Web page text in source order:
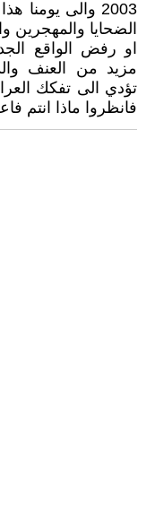
2003 والى
الضحايا والمهجرين
او رفض الواقع
مزيد من العنف
تؤدي الى تفكك
فانظروا ماذا انتم